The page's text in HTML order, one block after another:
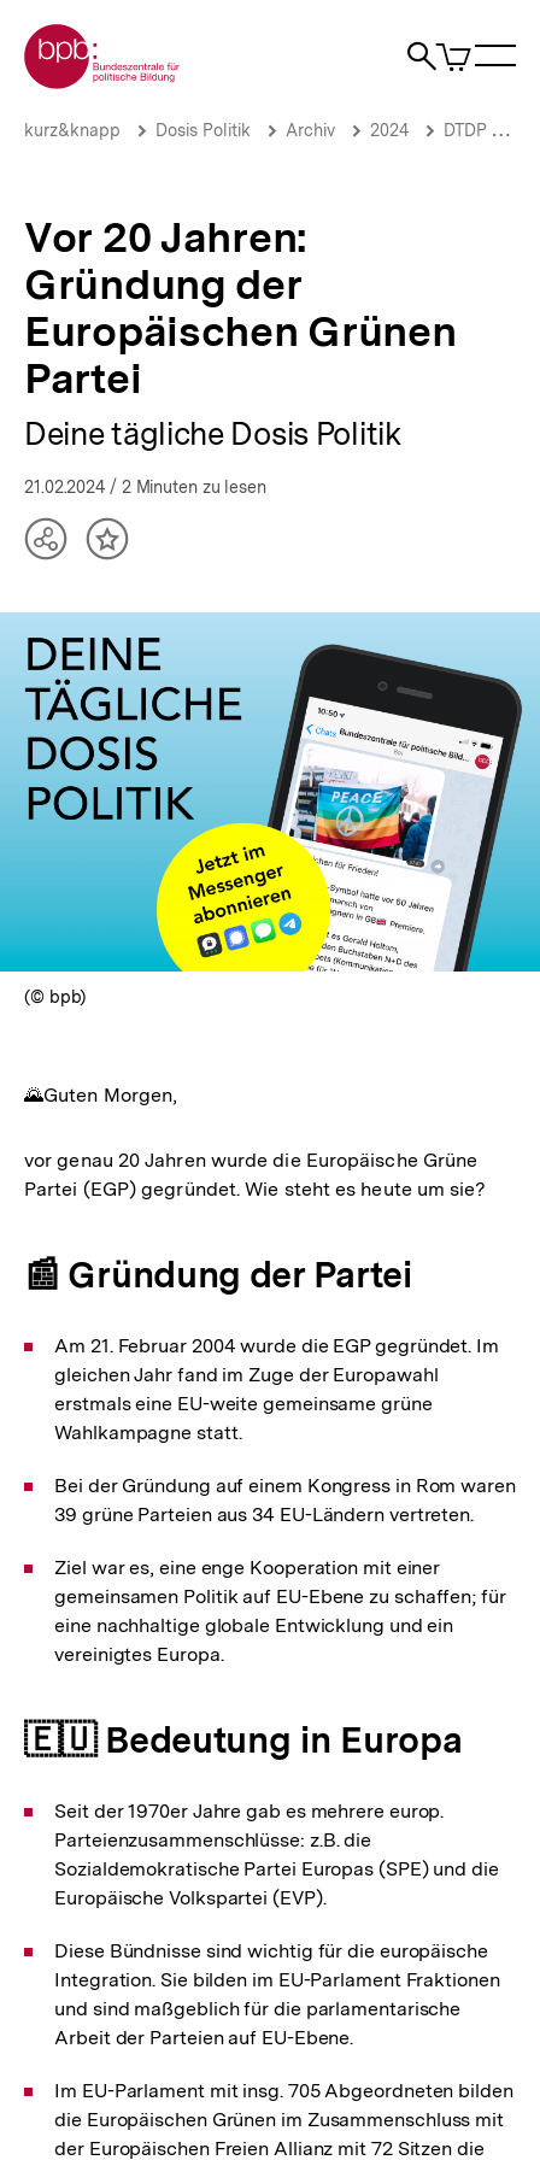
zum
Seiteninhalt
springen
Zur Startseite der bpb
Suche
Artikel
im
Vor
der
Europäischen
Grünen
Partei
Deine
tägliche
Dosis
Brotkrümelnavigation
Pfadnavigation
kurz&knapp Dosis Politik Archiv 2024 DTDP Februar 2024
Vor 20 Jahren:
Gründung der
Europäischen Grünen
Partei
Deine tägliche Dosis Politik
21.02.2024 / 2 Minuten zu lesen
TeilenInhalt
(© bpb)
🌄Guten Morgen,
vor genau 20 Jahren wurde die Europäische Grüne
Partei (EGP) gegründet. Wie steht es heute um sie?
📰 Gründung der Partei
Am 21. Februar 2004 wurde die EGP gegründet. Im
gleichen Jahr fand im Zuge der Europawahl
erstmals eine EU-weite gemeinsame grüne
Wahlkampagne statt.
Bei der Gründung auf einem Kongress in Rom waren
39 grüne Parteien aus 34 EU-Ländern vertreten.
Ziel war es, eine enge Kooperation mit einer
gemeinsamen Politik auf EU-Ebene zu schaffen; für
eine nachhaltige globale Entwicklung und ein
vereinigtes Europa.
🇪🇺 Bedeutung in Europa
Seit der 1970er Jahre gab es mehrere europ.
Parteienzusammenschlüsse: z.B. die
Sozialdemokratische Partei Europas (SPE) und die
Europäische Volkspartei (EVP).
Diese Bündnisse sind wichtig für die europäische
Integration. Sie bilden im EU-Parlament Fraktionen
und sind maßgeblich für die parlamentarische
Arbeit der Parteien auf EU-Ebene.
Im EU-Parlament mit insg. 705 Abgeordneten bilden
die Europäischen Grünen im Zusammenschluss mit
der Europäischen Freien Allianz mit 72 Sitzen die